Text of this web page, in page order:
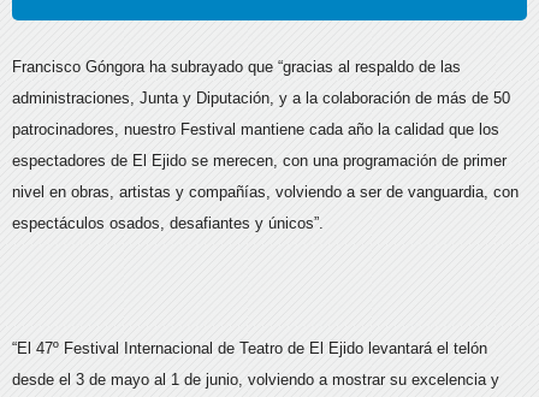
Francisco Góngora ha subrayado que “gracias al respaldo de las
administraciones, Junta y Diputación, y a la colaboración de más de 50
patrocinadores, nuestro Festival mantiene cada año la calidad que los
espectadores de El Ejido se merecen, con una programación de primer
nivel en obras, artistas y compañías, volviendo a ser de vanguardia, con
espectáculos osados, desafiantes y únicos”.
“El 47º Festival Internacional de Teatro de El Ejido levantará el telón
desde el 3 de mayo al 1 de junio, volviendo a mostrar su excelencia y